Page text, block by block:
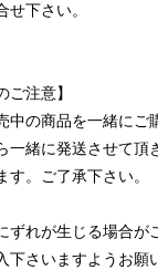
下さい。
ご注意】
中の商品を一緒にご
一緒に発送させて頂
。ご了承下さい。
ずれが生じる場合が
さいますようお願